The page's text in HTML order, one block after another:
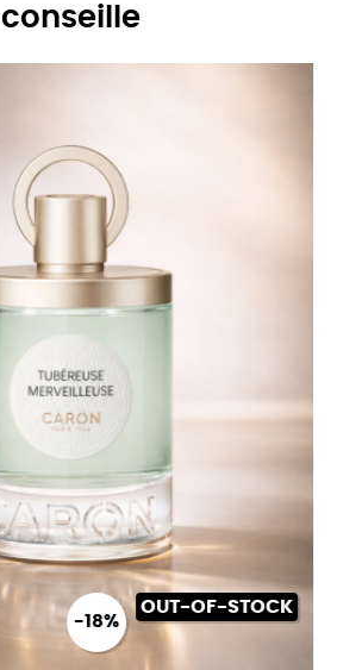
conseille
-18%
OUT-OF-STOCK